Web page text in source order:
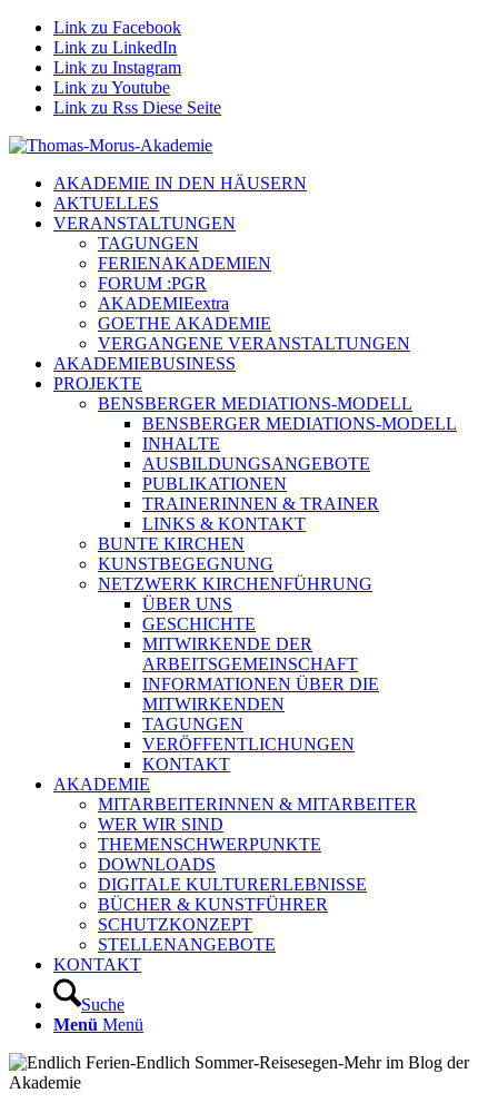
Link zu Facebook
Link zu LinkedIn
Link zu Instagram
Link zu Youtube
Link zu Rss Diese Seite
AKADEMIE IN DEN HÄUSERN
AKTUELLES
VERANSTALTUNGEN
TAGUNGEN
FERIENAKADEMIEN
FORUM :PGR
AKADEMIEextra
GOETHE AKADEMIE
VERGANGENE VERANSTALTUNGEN
AKADEMIEBUSINESS
PROJEKTE
BENSBERGER MEDIATIONS-MODELL
BENSBERGER MEDIATIONS-MODELL
INHALTE
AUSBILDUNGSANGEBOTE
PUBLIKATIONEN
TRAINERINNEN & TRAINER
LINKS & KONTAKT
BUNTE KIRCHEN
KUNSTBEGEGNUNG
NETZWERK KIRCHENFÜHRUNG
ÜBER UNS
GESCHICHTE
MITWIRKENDE DER
ARBEITSGEMEINSCHAFT
INFORMATIONEN ÜBER DIE
MITWIRKENDEN
TAGUNGEN
VERÖFFENTLICHUNGEN
KONTAKT
AKADEMIE
MITARBEITERINNEN & MITARBEITER
WER WIR SIND
THEMENSCHWERPUNKTE
DOWNLOADS
DIGITALE KULTURERLEBNISSE
BÜCHER & KUNSTFÜHRER
SCHUTZKONZEPT
STELLENANGEBOTE
KONTAKT
Suche
Menü Menü